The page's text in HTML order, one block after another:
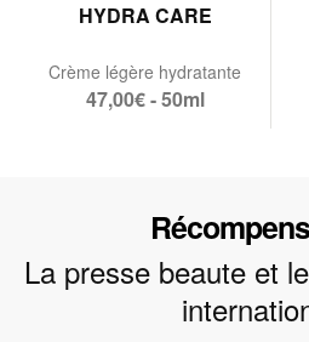
HYDRA CARE
Crème légère hydratante
47,00€ - 50ml
La presse beaute et